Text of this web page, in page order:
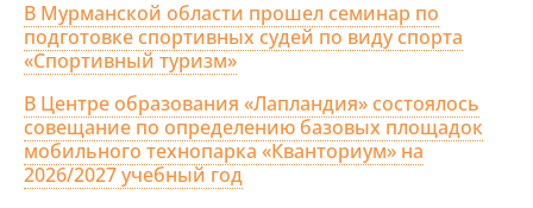
В Мурманской области прошел семинар по
подготовке спортивных судей по виду спорта
«Спортивный туризм»
В Центре образования «Лапландия» состоялось
совещание по определению базовых площадок
мобильного технопарка «Кванториум» на
2026/2027 учебный год